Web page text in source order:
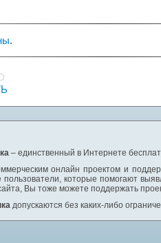
.
– единственный в Интернете
онлайн проектом и
которые помогают
Вы тоже можете поддержать
допускаются без каких-либо